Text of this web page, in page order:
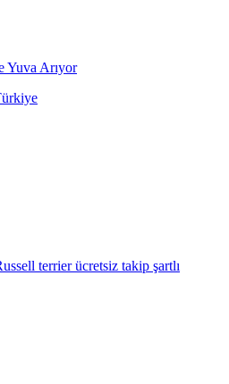
Yuva Arıyor
terrier ücretsiz takip şartlı